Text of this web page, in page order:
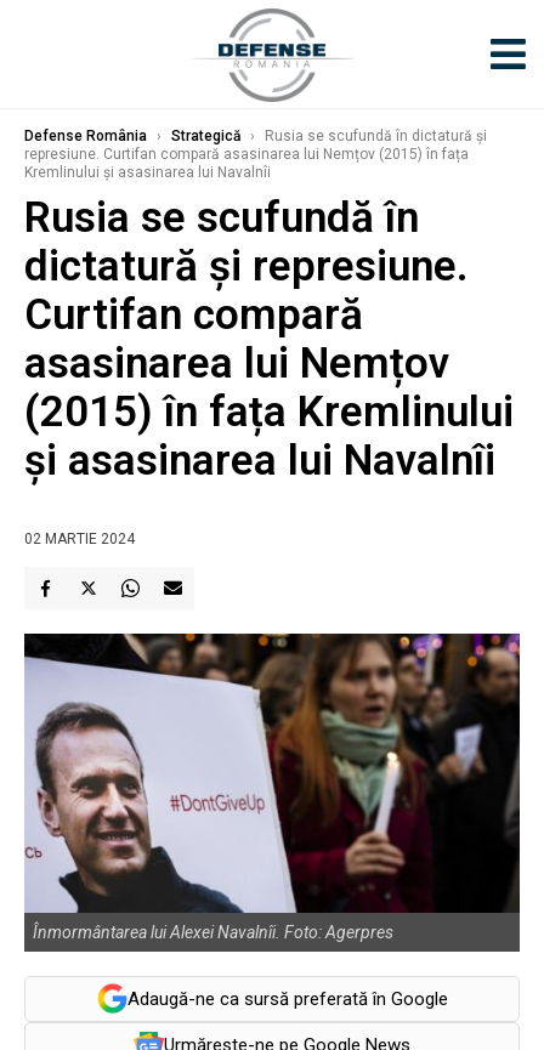
Defense România › Strategică ›
Rusia se scufundă în dictatură și
represiune. Curtifan compară asasinarea lui Nemțov (2015) în fața
Kremlinului și asasinarea lui Navalnîi
Rusia se scufundă în
dictatură și represiune.
Curtifan compară
asasinarea lui Nemțov
(2015) în fața Kremlinului
și asasinarea lui Navalnîi
02 MARTIE 2024
Înmormântarea lui Alexei Navalnîi. Foto: Agerpres
Adaugă-ne ca sursă preferată în Google
Urmărește-ne pe Google News